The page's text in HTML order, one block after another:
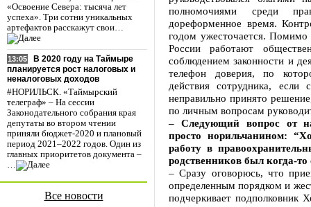
«Освоение Севера: тысяча лет
успеха». Три сотни уникальных
артефактов расскажут свои…
13:05
В 2020 году на Таймыре
планируется рост налоговых и
неналоговых доходов
#НОРИЛЬСК. «Таймырский
телеграф» – На сессии
Законодательного собрания края
депутаты во втором чтении
приняли бюджет-2020 и плановый
период 2021–2022 годов. Один из
главных приоритетов документа –
…
Все новости
полномочиями среди
дореформенное время.
годом ужесточается.
России работают
соблюдением законности и
телефон доверия, по
действия сотрудника,
неправильно принято
по личным вопросам
– Следующий вопрос от
просто норильчанином:
работу в
родственников был когда-то
– Сразу оговорюсь, что
определенным порядком и
подчеркивает